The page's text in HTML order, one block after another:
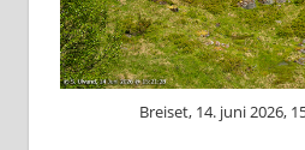
Breiset, 14. juni 2026,